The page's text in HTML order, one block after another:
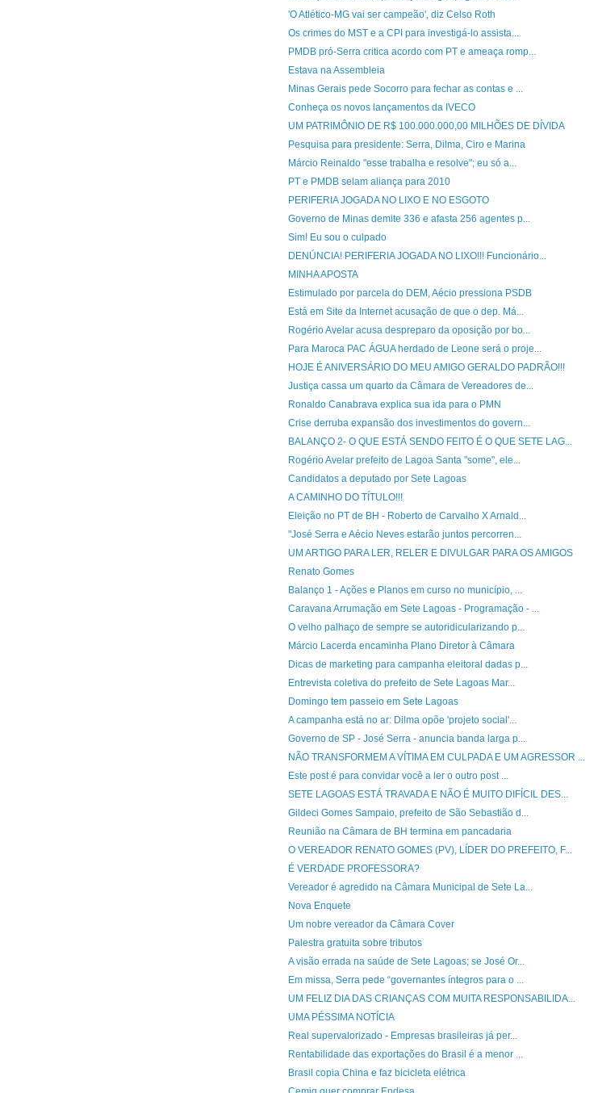
'O Atlético-MG vai ser campeão', diz Celso Roth
Os crimes do MST e a CPI para investigá-lo assista...
PMDB pró-Serra critica acordo com PT e ameaça romp...
Estava na Assembleia
Minas Gerais pede Socorro para fechar as contas e ...
Conheça os novos lançamentos da IVECO
UM PATRIMÔNIO DE R$ 100.000.000,00 MILHÕES DE DÍVIDA
Pesquisa para presidente: Serra, Dilma, Ciro e Marina
Márcio Reinaldo "esse trabalha e resolve"; eu só a...
PT e PMDB selam aliança para 2010
PERIFERIA JOGADA NO LIXO E NO ESGOTO
Governo de Minas demite 336 e afasta 256 agentes p...
Sim! Eu sou o culpado
DENÚNCIA! PERIFERIA JOGADA NO LIXO!!! Funcionário...
MINHA APOSTA
Estimulado por parcela do DEM, Aécio pressiona PSDB
Está em Site da Internet acusação de que o dep. Má...
Rogério Avelar acusa despreparo da oposição por bo...
Para Maroca PAC ÁGUA herdado de Leone será o proje...
HOJE É ANIVERSÁRIO DO MEU AMIGO GERALDO PADRÃO!!!
Justiça cassa um quarto da Câmara de Vereadores de...
Ronaldo Canabrava explica sua ida para o PMN
Crise derruba expansão dos investimentos do govern...
BALANÇO 2- O QUE ESTÁ SENDO FEITO É O QUE SETE LAG...
Rogério Avelar prefeito de Lagoa Santa "some", ele...
Candidatos a deputado por Sete Lagoas
A CAMINHO DO TÍTULO!!!
Eleição no PT de BH - Roberto de Carvalho X Arnald...
"José Serra e Aécio Neves estarão juntos percorren...
UM ARTIGO PARA LER, RELER E DIVULGAR PARA OS AMIGOS
Renato Gomes
Balanço 1 - Ações e Planos em curso no município, ...
Caravana Arrumação em Sete Lagoas - Programação - ...
O velho palhaço de sempre se autoridicularizando p...
Márcio Lacerda encaminha Plano Diretor à Câmara
Dicas de marketing para campanha eleitoral dadas p...
Entrevista coletiva do prefeito de Sete Lagoas Mar...
Domingo tem passeio em Sete Lagoas
A campanha está no ar: Dilma opõe 'projeto social'...
Governo de SP - José Serra - anuncia banda larga p...
NÃO TRANSFORMEM A VÍTIMA EM CULPADA E UM AGRESSOR ...
Este post é para convidar você a ler o outro post ...
SETE LAGOAS ESTÁ TRAVADA E NÃO É MUITO DIFÍCIL DES...
Gildeci Gomes Sampaio, prefeito de São Sebastião d...
Reunião na Câmara de BH termina em pancadaria
O VEREADOR RENATO GOMES (PV), LÍDER DO PREFEITO, F...
É VERDADE PROFESSORA?
Vereador é agredido na Câmara Municipal de Sete La...
Nova Enquete
Um nobre vereador da Câmara Cover
Palestra gratuita sobre tributos
A visão errada na saúde de Sete Lagoas; se José Or...
Em missa, Serra pede “governantes íntegros para o ...
UM FELIZ DIA DAS CRIANÇAS COM MUITA RESPONSABILIDA...
UMA PÉSSIMA NOTÍCIA
Real supervalorizado - Empresas brasileiras já per...
Rentabilidade das exportações do Brasil é a menor ...
Brasil copia China e faz bicicleta elétrica